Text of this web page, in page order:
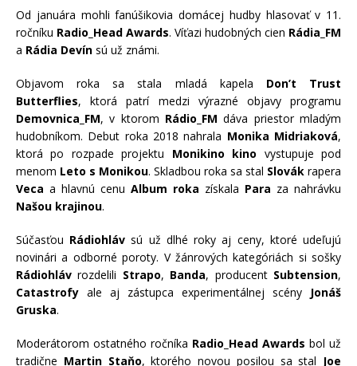
Od januára mohli fanúšikovia domácej hudby hlasovať v 11.
ročníku Radio_Head Awards. Víťazi hudobných cien Rádia_FM
a Rádia Devín sú už známi.
Objavom roka sa stala mladá kapela Don’t Trust
Butterflies, ktorá patrí medzi výrazné objavy programu
Demovnica_FM, v ktorom Rádio_FM dáva priestor mladým
hudobníkom. Debut roka 2018 nahrala Monika Midriaková,
ktorá po rozpade projektu Monikino kino vystupuje pod
menom Leto s Monikou. Skladbou roka sa stal Slovák rapera
Veca a hlavnú cenu Album roka získala Para za nahrávku
Našou krajinou.
Súčasťou Rádiohláv sú už dlhé roky aj ceny, ktoré udeľujú
novinári a odborné poroty. V žánrových kategóriách si sošky
Rádiohláv rozdelili Strapo, Banda, producent Subtension,
Catastrofy ale aj zástupca experimentálnej scény
Jonáš
Gruska.
Moderátorom ostatného ročníka Radio_Head Awards bol už
tradične Martin Staňo, ktorého novou posilou sa stal Joe